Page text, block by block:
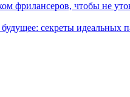
фрилансеров, чтобы не
секреты идеальных